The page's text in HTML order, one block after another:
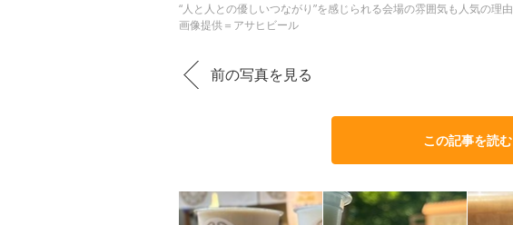
“人と人との優しいつながり”を感じられる会場の雰囲気も人気の理由
画像提供＝アサヒビール
前の写真を見る
この記事を読む